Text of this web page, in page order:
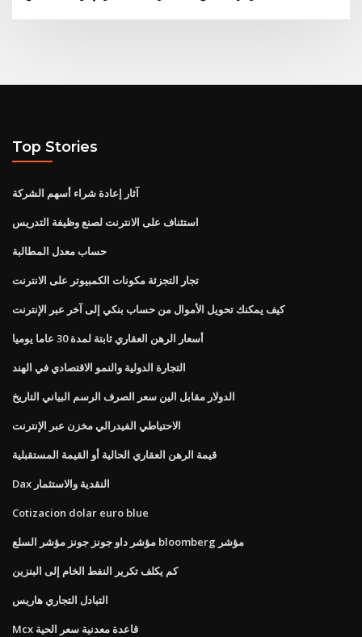
Top Stories
آثار إعادة شراء أسهم الشركة
استئناف على الانترنت لصنع وظيفة التدريس
حساب معدل المطالبة
تجار التجزئة مكونات الكمبيوتر على الانترنت
كيف يمكنك تحويل الأموال من حساب بنكي إلى آخر عبر الإنترنت
أسعار الرهن العقاري ثابتة لمدة 30 عاما يوميا
التجارة الدولية والنمو الاقتصادي في الهند
الدولار مقابل الين سعر الصرف الرسم البياني التاريخ
الاحتياطي الفيدرالي مخزن عبر الإنترنت
قيمة الرهن العقاري الحالية أو القيمة المستقبلية
Dax النقدية والاستثمار
Cotizacion dolar euro blue
مؤشر داو جونز جونز مؤشر السلع bloomberg مؤشر
كم يكلف تكرير النفط الخام إلى البنزين
التبادل التجاري هاريس
Mcx قاعدة معدنية سعر الحية